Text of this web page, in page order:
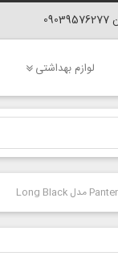
لوازم بهداشتی